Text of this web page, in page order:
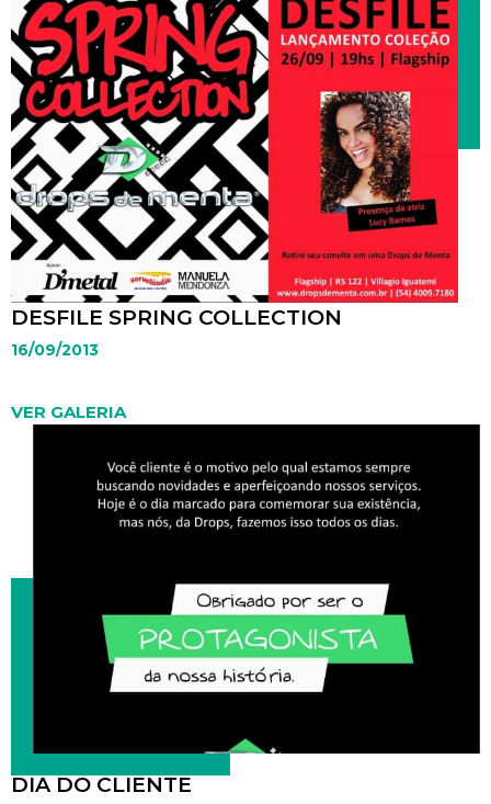
projeto tem como objetivo proporcionar um baile de
debutantes para meninas da rede pública de
educação, com apoio de empresários e entidades de
Caxias do Sul. A Drops de Menta, em parceria com a
fabricante de calçados Crysalis, presenteou cada uma
com um sapato de festa para que usem durante o
baile que ocorrerá no dia 12 de outubro. As futuras
debutantes puderam escolher os modelos na loja
Flagship e, após, fizeram a última prova do vestido,
participaram de um workshop sobre etiqueta e
ensaiaram a valsa para o grande dia.
DESFILE SPRING COLLECTION
16/09/2013
VER GALERIA
DIA DO CLIENTE